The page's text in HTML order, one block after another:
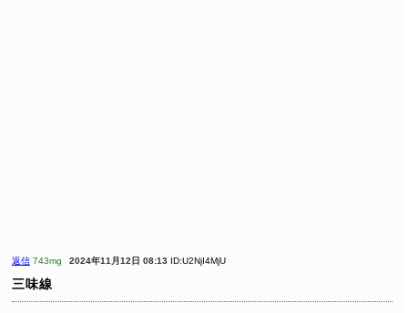
返信 743mg 2024年11月12日 08:13 ID:U2NjI4MjU
三味線